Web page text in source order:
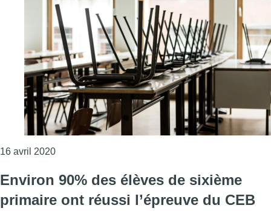
16 avril 2020Consulter l'article "Le CEB, le CE1D et le CESS
Environ 90% des élèves de sixième
primaire ont réussi l’épreuve du CEB